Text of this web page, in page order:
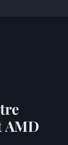
AMD